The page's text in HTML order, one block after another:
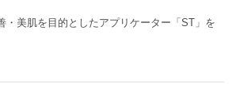
・美肌を目的としたアプリケーター「ST」を